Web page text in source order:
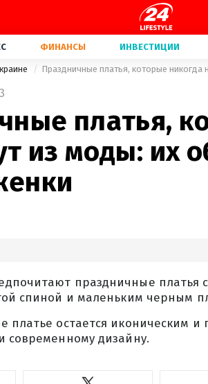
ФИНАНСЫ ИНВЕСТИЦИИ
Праздничные платья, которые
3
платья,
из моды: их
праздничные платья
спиной и маленьким черным
платье остается иконическим и
современному дизайну.